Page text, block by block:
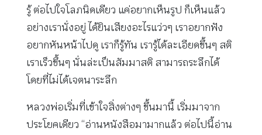
รู้ ต่อไปใจโลภนิดเดียว แค่อยากเห็นรูป ก็เห็นแล้ว
อย่างเรานั่งอยู่ ได้ยินเสียงอะไรแว่วๆ เราอยากฟัง
อยากหันหน้าไปดู เราก็รู้ทัน เรารู้ได้ละเอียดขึ้นๆ สติ
เราเร็วขึ้นๆ นั่นล่ะเป็นสัมมาสติ สามารถระลึกได้
โดยที่ไม่ได้เจตนาระลึก
หลวงพ่อเริ่มที่เข้าใจสิ่งต่างๆ ขึ้นมานี้ เริ่มมาจาก
ประโยคเดียว “อ่านหนังสือมามากแล้ว ต่อไปนี้อ่าน